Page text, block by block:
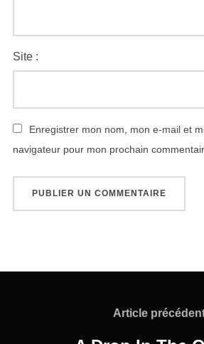
Site :
Enregistrer mon nom, mon e-mail et
navigateur pour mon prochain
Article
Article